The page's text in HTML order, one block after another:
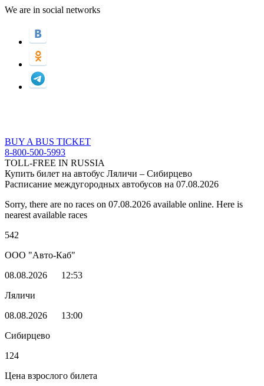
We are in social networks
BUY A BUS TICKET
8-800-500-5993
TOLL-FREE IN RUSSIA
Купить билет на автобус Ляличи – Сибирцево
Расписание междугородных автобусов на 07.08.2026
Sorry, there are no races on 07.08.2026 available online. Here is
nearest available races
542
ООО "Авто-Каб"
08.08.2026
12:53
Ляличи
08.08.2026
13:00
Сибирцево
124
Цена взрослого билета